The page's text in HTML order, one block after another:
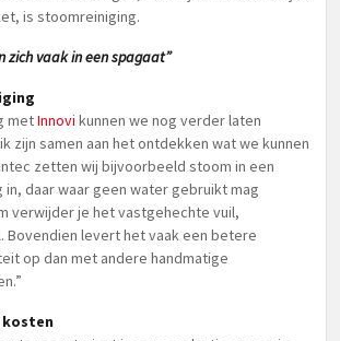
is stoomreiniging.
zich vaak in een spagaat”
metInnovi kunnen we nog verder laten
zijn samen aan het ontdekken wat we kunnen
zetten wij bijvoorbeeld stoom in een
daar waar geen water gebruikt mag
verwijder je het vastgehechte vuil,
Bovendien levert het vaak een betere
op dan met andere handmatige